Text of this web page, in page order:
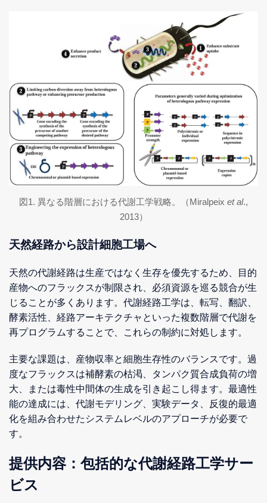
図1. 異なる階層における代謝工学戦略。（Miralpeix et al.,
2013）
天然経路から設計細胞工場へ
天然の代謝経路は生産ではなく生存を優先するため、目的
産物へのフラックスが制限され、必須資源を巡る競合が生
じることが多くあります。代謝経路工学は、転写、翻訳、
酵素活性、経路アーキテクチャといった複数階層で代謝を
再プログラムすることで、これらの制約に対処します。
主要な課題は、産物収率と細胞生存性のバランスです。過
度なフラックスは補酵素の枯渇、タンパク質合成負荷の増
大、または毒性中間体の生成を引き起こし得ます。最適性
能の達成には、代謝モデリング、実験データ、反復的最適
化を組み合わせたシステムレベルのアプローチが必要で
す。
提供内容：包括的な代謝経路工学サー
ビス